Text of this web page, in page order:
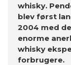
whisky.
blev først
2004 med
enorme
whisky
forbrugere.